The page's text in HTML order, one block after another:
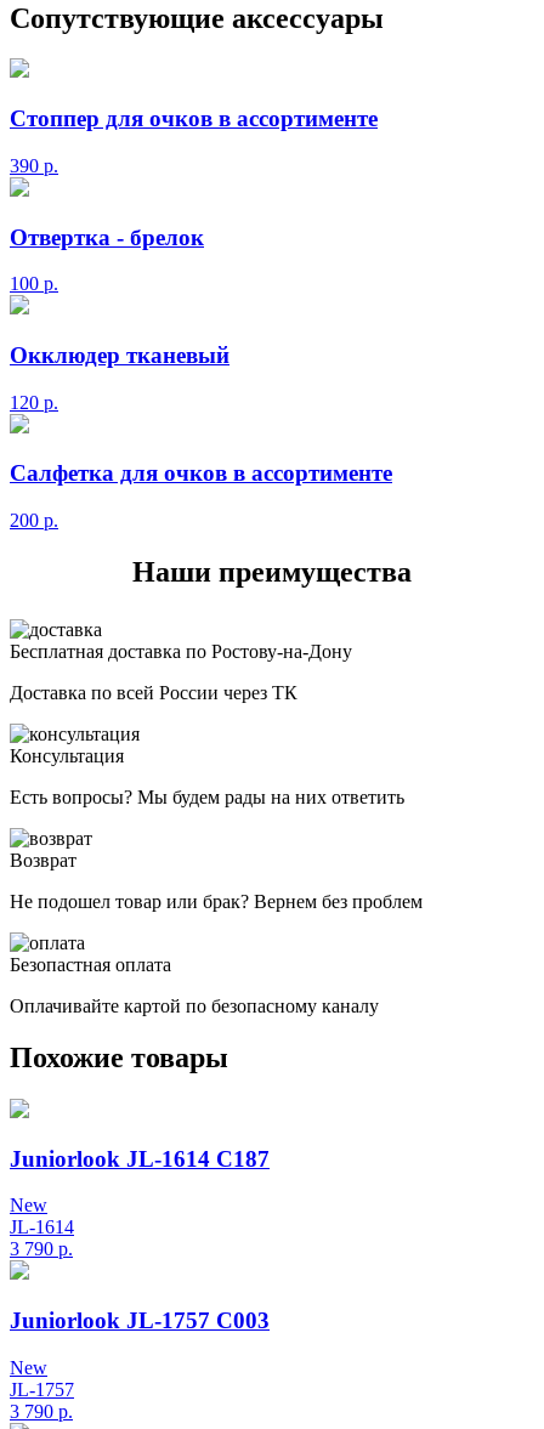
Сопутствующие аксессуары
Стоппер для очков в ассортименте
390 р.
Отвертка - брелок
100 р.
Окклюдер тканевый
120 р.
Салфетка для очков в ассортименте
200 р.
Наши преимущества
Бесплатная доставка по Ростову-на-Дону
Доставка по всей России через ТК
Консультация
Есть вопросы? Мы будем рады на них ответить
Возврат
Не подошел товар или брак? Вернем без проблем
Безопастная оплата
Оплачивайте картой по безопасному каналу
Похожие товары
Juniorlook JL-1614 C187
New
JL-1614
3 790 р.
Juniorlook JL-1757 C003
New
JL-1757
3 790 р.